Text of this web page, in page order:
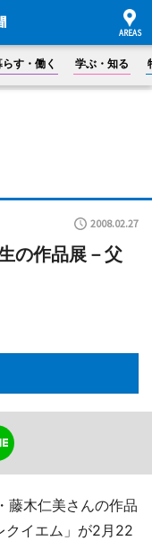
らす・働く 学ぶ・知る
2008.02.27
の作品展－父
藤木仁美さんの作品
イエム」が2月22